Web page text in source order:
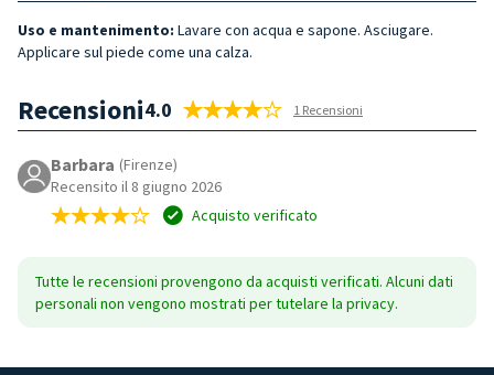
Uso e mantenimento: Lavare con acqua e sapone. Asciugare.
Applicare sul piede come una calza.
Recensioni4.0 1 Recensioni
Barbara (Firenze)
Recensito il 8 giugno 2026
Acquisto verificato
Tutte le recensioni provengono da acquisti verificati. Alcuni dati
personali non vengono mostrati per tutelare la privacy.